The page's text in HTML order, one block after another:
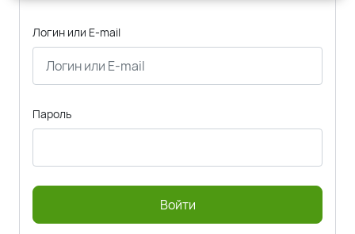
Логин или E-mail
Пароль
Войти